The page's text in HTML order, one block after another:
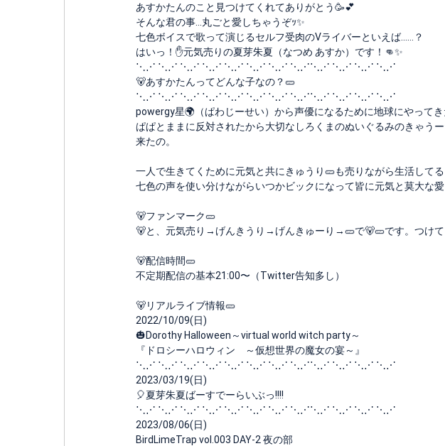
あすかたんのこと見つけてくれてありがとう🥳💕
そんな君の事…丸ごと愛しちゃうぞｯ✨
七色ボイスで歌って演じるセルフ受肉のVライバーといえば……？
はいっ！✋元気売りの夏芽朱夏（なつめ あすか）です！👊✨
⋱⋰ ⋱⋰ ⋱⋰ ⋱⋰ ⋱⋰ ⋱⋰ ⋱⋰ ⋱⋰⋱⋰ ⋱⋰ ⋱⋰ ⋱⋰
🐻あすかたんってどんな子なの？🥒
⋱⋰ ⋱⋰ ⋱⋰ ⋱⋰ ⋱⋰ ⋱⋰ ⋱⋰ ⋱⋰⋱⋰ ⋱⋰ ⋱⋰ ⋱⋰
powergy星🌍（ぱわじーせい）から声優になるために地球にやって
ぱぱとままに反対されたから大切なしろくまのぬいぐるみのきゃう
来たの。
一人で生きてくために元気と共にきゅうり🥒も売りながら生活して
七色の声を使い分けながらいつかビックになって皆に元気と莫大な
🐻ファンマーク🥒
🐻と、元気売り→げんきうり→げんきゅーり→🥒で🐻🥒です。つけ
🐻配信時間🥒
不定期配信の基本21:00〜（Twitter告知多し）
🐻リアルライブ情報🥒
2022/10/09(日)
🎃Dorothy Halloween～virtual world witch party～
『ドロシーハロウィン ～仮想世界の魔女の宴～』
⋱⋰ ⋱⋰ ⋱⋰ ⋱⋰ ⋱⋰ ⋱⋰ ⋱⋰ ⋱⋰⋱⋰ ⋱⋰ ⋱⋰ ⋱⋰
2023/03/19(日)
🎈夏芽朱夏ばーすでーらいぶっ!!!!
⋱⋰ ⋱⋰ ⋱⋰ ⋱⋰ ⋱⋰ ⋱⋰ ⋱⋰ ⋱⋰⋱⋰ ⋱⋰ ⋱⋰ ⋱⋰
2023/08/06(日)
BirdLimeTrap vol.003 DAY-2 夜の部